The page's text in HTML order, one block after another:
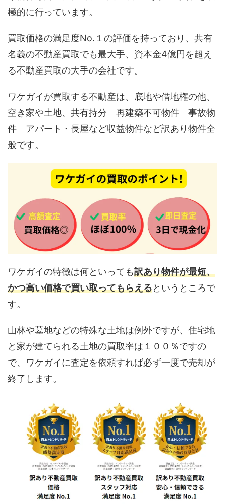
極的に行っています。
買取価格の満足度No.１の評価を持っており、共有
名義の不動産買取でも最大手、資本金4億円を超え
る不動産買取の大手の会社です。
ワケガイが買取する不動産は、底地や借地権の他、
空き家や土地、共有持分 再建築不可物件 事故物
件 アパート・長屋など収益物件など訳あり物件全
般です。
ワケガイの特徴は何といっても訳あり物件が最短、
かつ高い価格で買い取ってもらえるというところで
す。
山林や墓地などの特殊な土地は例外ですが、住宅地
と家が建てられる土地の買取率は１００％ですの
で、ワケガイに査定を依頼すれば必ず一度で売却が
終了します。